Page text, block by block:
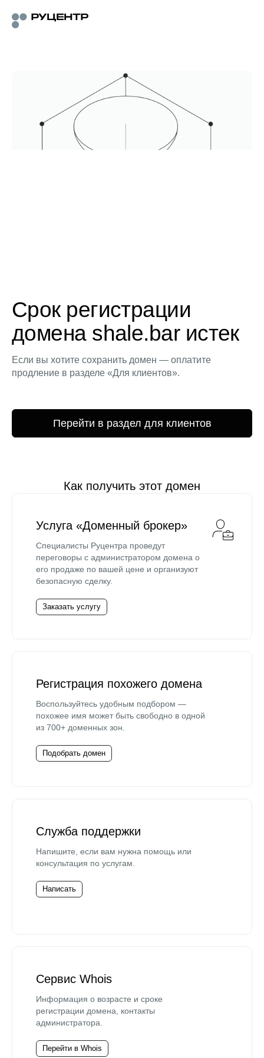
Срок регистрации
домена shale.bar истек
Если вы хотите сохранить домен — оплатите
продление в разделе «Для клиентов».
Перейти в раздел для клиентов
Как получить этот домен
Услуга «Доменный брокер»
Специалисты Руцентра проведут
переговоры с администратором домена о
его продаже по вашей цене и организуют
безопасную сделку.
Заказать услугу
Регистрация похожего домена
Воспользуйтесь удобным подбором —
похожее имя может быть свободно в одной
из 700+ доменных зон.
Подобрать домен
Служба поддержки
Напишите, если вам нужна помощь или
консультация по услугам.
Написать
Сервис Whois
Информация о возрасте и сроке
регистрации домена, контакты
администратора.
Перейти в Whois